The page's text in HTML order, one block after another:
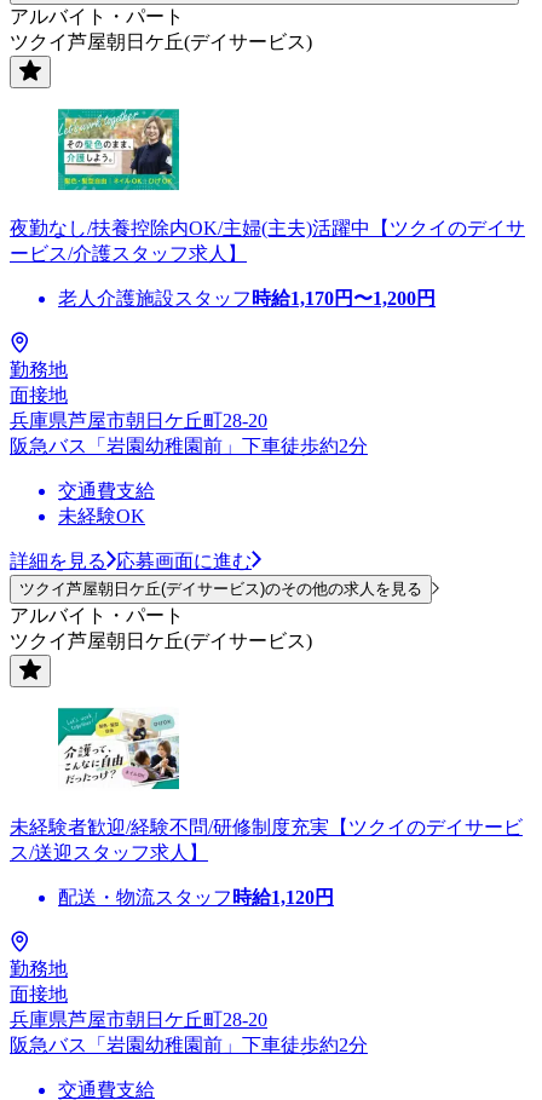
アルバイト・パート
ツクイ芦屋朝日ケ丘(デイサービス)
夜勤なし/扶養控除内OK/主婦(主夫)活躍中【ツクイのデイサ
ービス/介護スタッフ求人】
老人介護施設スタッフ 時給1,170円〜1,200円
勤務地
面接地
兵庫県芦屋市朝日ケ丘町28-20
阪急バス「岩園幼稚園前」下車徒歩約2分
交通費支給
未経験OK
詳細を見る 応募画面に進む
ツクイ芦屋朝日ケ丘(デイサービス)のその他の求人を見る
アルバイト・パート
ツクイ芦屋朝日ケ丘(デイサービス)
未経験者歓迎/経験不問/研修制度充実【ツクイのデイサービ
ス/送迎スタッフ求人】
配送・物流スタッフ 時給1,120円
勤務地
面接地
兵庫県芦屋市朝日ケ丘町28-20
阪急バス「岩園幼稚園前」下車徒歩約2分
交通費支給